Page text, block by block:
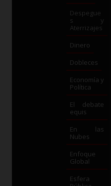
Despegue
s y
Aterrizajes
Dinero
Dobleces
Economía y
Política
El debate
equis
En las
Nubes
Enfoque
Global
Esfera